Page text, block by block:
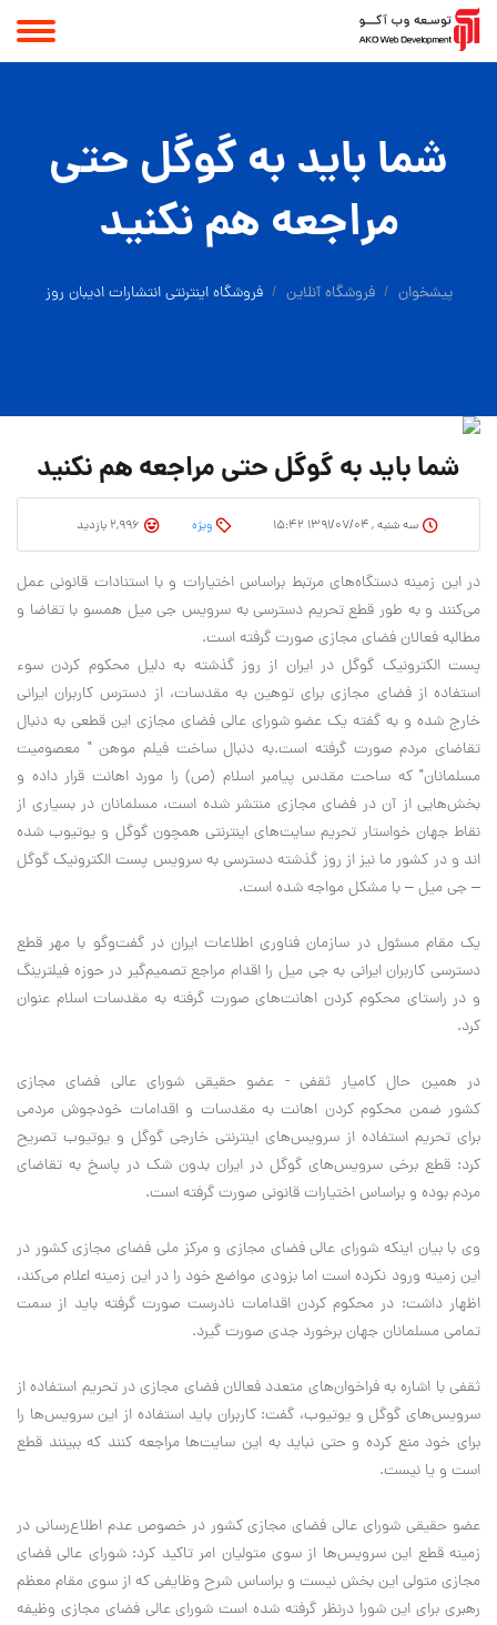
شما باید به گوگل حتی
مراجعه هم نکنید
پیشخوان فروشگاه آنلاین فروشگاه اینترنتی انتشارات ادیبان روز
شما باید به گوگل حتی مراجعه هم نکنید
سه شنبه , ۱۳۹۱/۰۷/۰۴ ۱۵:۴۲ وِیژه
در این زمینه دستگاه‌های مرتبط براساس اختیارات و با استنادات قانونی عمل
می‌کنند و به طور قطع تحریم دسترسی به سرویس جی میل همسو با تقاضا و
مطالبه فعالان فضای مجازی صورت گرفته است.
پست الکترونیک گوگل در ایران از روز گذشته به دلیل محکوم کردن سوء
استفاده از فضای مجازی برای توهین به مقدسات، از دسترس کاربران ایرانی
خارج شده و به گفته یک عضو شورای عالی فضای مجازی این قطعی به دنبال
تقاضای مردم صورت گرفته است.به دنبال ساخت فیلم موهن " معصومیت
مسلمانان" که ساحت مقدس پیامبر اسلام (ص) را مورد اهانت قرار داده و
بخش‌هایی از آن در فضای مجازی منتشر شده است، مسلمانان در بسیاری از
نقاط جهان خواستار تحریم سایت‌های اینترنتی همچون گوگل و یوتیوب شده
اند و در کشور ما نیز از روز گذشته دسترسی به سرویس پست الکترونیک گوگل
– جی میل – با مشکل مواجه شده است.
یک مقام مسئول در سازمان فناوری اطلاعات ایران در گفت‌وگو با مهر قطع
دسترسی کاربران ایرانی به جی میل را اقدام مراجع تصمیم‌گیر در حوزه فیلترینگ
و در راستای محکوم کردن اهانت‌های صورت گرفته به مقدسات اسلام عنوان
کرد.
در همین حال کامیار ثقفی - عضو حقیقی شورای عالی فضای مجازی
کشور ضمن محکوم کردن اهانت به مقدسات و اقدامات خودجوش مردمی
برای تحریم استفاده از سرویس‌های اینترنتی خارجی گوگل و یوتیوب تصریح
کرد: قطع برخی سرویس‌های گوگل در ایران بدون شک در پاسخ به تقاضای
مردم بوده و براساس اختیارات قانونی صورت گرفته است.
وی با بیان اینکه شورای عالی فضای مجازی و مرکز ملی فضای مجازی کشور در
این زمینه ورود نکرده است اما بزودی مواضع خود را در این زمینه اعلام می‌کند،
اظهار داشت: در محکوم کردن اقدامات نادرست صورت گرفته باید از سمت
تمامی مسلمانان جهان برخورد جدی صورت گیرد.
ثقفی با اشاره به فراخوان‌های متعدد فعالان فضای مجازی در تحریم استفاده از
سرویس‌های گوگل و یوتیوب، گفت: کاربران باید استفاده از این سرویس‌ها را
برای خود منع کرده و حتی نباید به این سایت‌ها مراجعه کنند که ببینند قطع
است و یا نیست.
عضو حقیقی شورای عالی فضای مجازی کشور در خصوص عدم اطلاع‌رسانی در
زمینه قطع این سرویس‌ها از سوی متولیان امر تاکید کرد: شورای عالی فضای
مجازی متولی این بخش نیست و براساس شرح وظایفی که از سوی مقام معظم
رهبری برای این شورا درنظر گرفته شده است شورای عالی فضای مجازی وظیفه